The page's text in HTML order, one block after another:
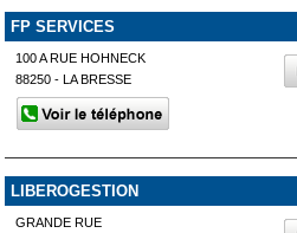
FP SERVICES
100 A RUE HOHNECK
88250 - LA BRESSE
LIBEROGESTION
GRANDE RUE